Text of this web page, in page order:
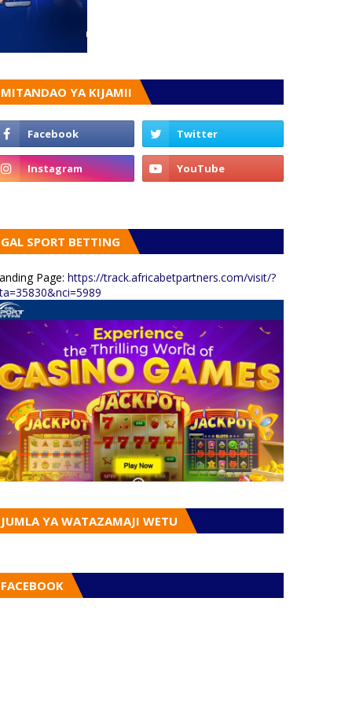
MITANDAO YA KIJAMII
GAL SPORT BETTING
Page: https://track.africabetpartners.com/visit/?
JUMLA YA WATAZAMAJI WETU
FACEBOOK